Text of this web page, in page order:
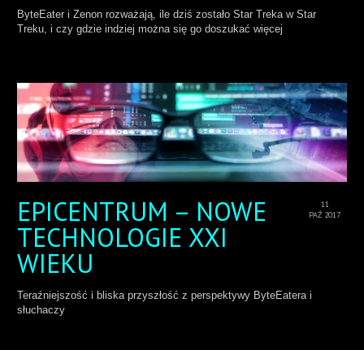
ByteEater i Zenon rozważają, ile dziś zostało Star Treka w Star
Treku, i czy gdzie indziej można się go doszukać więcej
11
PAŹ 2017
EPICENTRUM – NOWE
TECHNOLOGIE XXI
WIEKU
Teraźniejszość i bliska przyszłość z perspektywy ByteEatera i
słuchaczy